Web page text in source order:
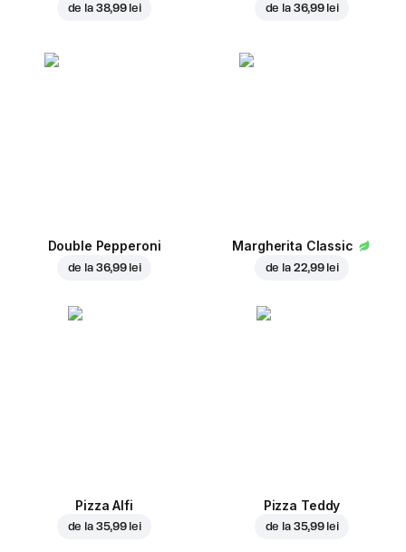
de la 38,99 lei de la 36,99 lei
Double Pepperoni
de la 36,99 lei
Margherita Classic
de la 22,99 lei
Pizza Alfi
de la 35,99 lei
Pizza Teddy
de la 35,99 lei